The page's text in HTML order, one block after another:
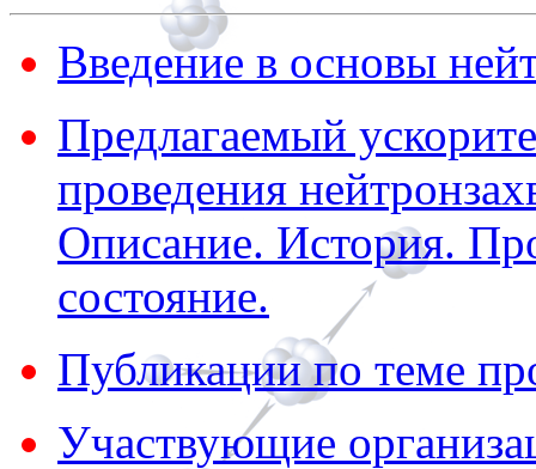
Введение в основы
Предлагаемый
проведения
Описание. История.
состояние.
Публикации по теме
Участвующие